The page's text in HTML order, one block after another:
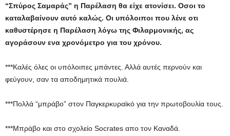
“Σπύρος Σαμαράς” η Παρέλαση θα είχε ατονίσει. Οσοι το
καταλαβαίνουν αυτό καλώς. Οι υπόλοιποι που λένε οτι
καθυστέρησε η Παρέλαση λόγω της Φιλαρμονικής, ας
αγοράσουν ενα χρονόμετρο για του χρόνου.
***Καλές όλες οι υπόλοιπες μπάντες. Αλλά αυτές περνούν και
φεύγουν, σαν τα αποδημητικά πουλιά.
***Πολλά “μπράβο” στον Παγκερκυραϊκό για την πρωτοβουλία τους.
***Μπράβο και στο σχολείο Socrates απο τον Καναδά.